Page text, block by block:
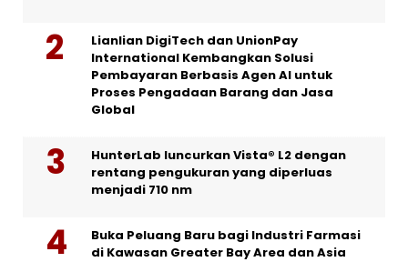
Lianlian DigiTech dan UnionPay
International Kembangkan Solusi
Pembayaran Berbasis Agen AI untuk
Proses Pengadaan Barang dan Jasa
Global
HunterLab luncurkan Vista® L2 dengan
rentang pengukuran yang diperluas
menjadi 710 nm
Buka Peluang Baru bagi Industri Farmasi
di Kawasan Greater Bay Area dan Asia